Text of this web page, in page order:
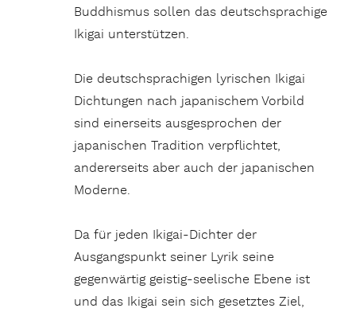
Buddhismus sollen das deutschsprachige
Ikigai unterstützen.
Die deutschsprachigen lyrischen Ikigai
Dichtungen nach japanischem Vorbild
sind einerseits ausgesprochen der
japanischen Tradition verpflichtet,
andererseits aber auch der japanischen
Moderne.
Da für jeden Ikigai-Dichter der
Ausgangspunkt seiner Lyrik seine
gegenwärtig geistig-seelische Ebene ist
und das Ikigai sein sich gesetztes Ziel,